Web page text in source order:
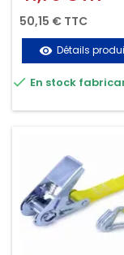
d'utilisation.
chargements
résistante aux UV
n'absorbe pas
50,15 € TTC
visibility Détails
 En stock